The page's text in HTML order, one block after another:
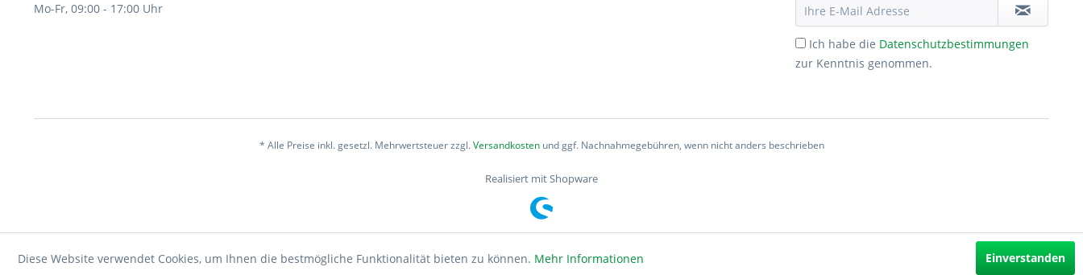
Mo-Fr, 09:00 - 17:00 Uhr
Ich habe die Datenschutzbestimmungen
zur Kenntnis genommen.
* Alle Preise inkl. gesetzl. Mehrwertsteuer zzgl.Versandkostenund ggf. Nachnahmegebühren, wenn nicht anders beschrieben
Realisiert mit Shopware
Diese Website verwendet Cookies, um Ihnen die bestmögliche Funktionalität bieten zu können. Mehr Informationen Einverstanden